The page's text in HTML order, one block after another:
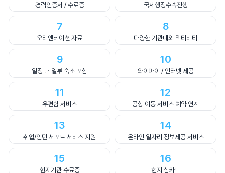
경력인증서 / 수료증 국제행정수속진행
7
오리엔테이션 자료
8
다양한 기관내외 액티비티
9
일정 내 일부 숙소 포함
10
와이파이 / 인터넷 제공
11
우편함 서비스
12
공항 이동 서비스 예약 연계
13
취업/인턴 서포트 서비스 지원
14
온라인 일자리 정보제공 서비스
15
현지기관 수료증
16
현지 심카드